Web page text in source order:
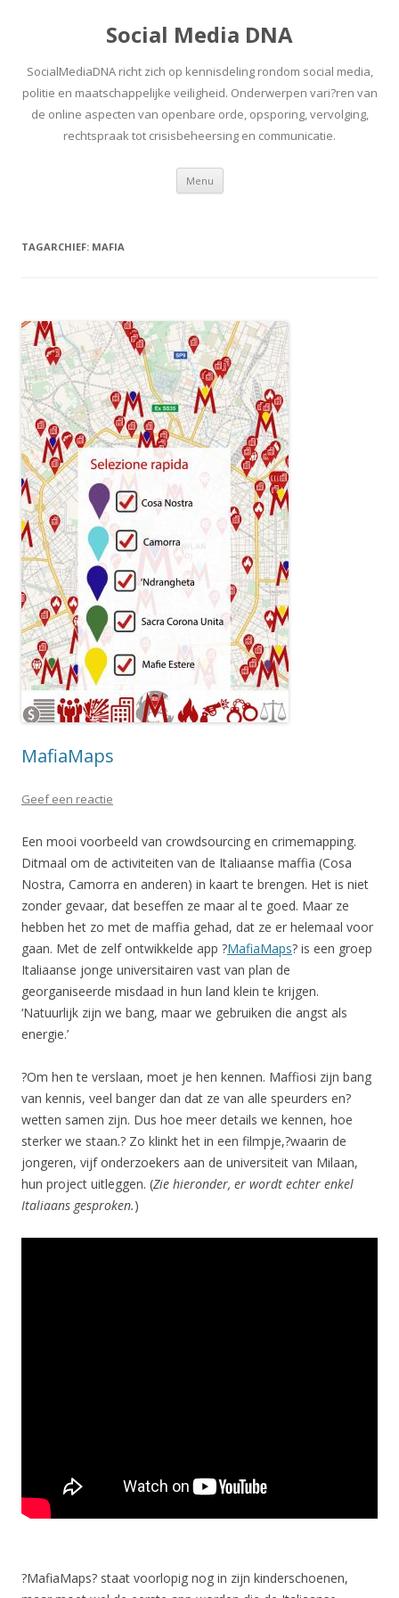
Social Media DNA
SocialMediaDNA richt zich op kennisdeling rondom social media,
politie en maatschappelijke veiligheid. Onderwerpen vari?ren van
de online aspecten van openbare orde, opsporing, vervolging,
rechtspraak tot crisisbeheersing en communicatie.
Menu Spring
inhoud
TAGARCHIEF: MAFIA
MafiaMaps
Geef een reactie
Een mooi voorbeeld van crowdsourcing en crimemapping.
Ditmaal om de activiteiten van de Italiaanse maffia (Cosa
Nostra, Camorra en anderen) in kaart te brengen. Het is niet
zonder gevaar, dat beseffen ze maar al te goed. Maar ze
hebben het zo met de maffia gehad, dat ze er helemaal voor
gaan. Met de zelf ontwikkelde app ?MafiaMaps? is een groep
Italiaanse jonge universitairen vast van plan de
georganiseerde misdaad in hun land klein te krijgen.
‘Natuurlijk zijn we bang, maar we gebruiken die angst als
energie.’
?Om hen te verslaan, moet je hen kennen. Maffiosi zijn bang
van kennis, veel banger dan dat ze van alle speurders en?
wetten samen zijn. Dus hoe meer details we kennen, hoe
sterker we staan.? Zo klinkt het in een filmpje,?waarin de
jongeren, vijf onderzoekers aan de universiteit van Milaan,
hun project uitleggen. (Zie hieronder, er wordt echter enkel
Italiaans gesproken.)
?MafiaMaps? staat voorlopig nog in zijn kinderschoenen,